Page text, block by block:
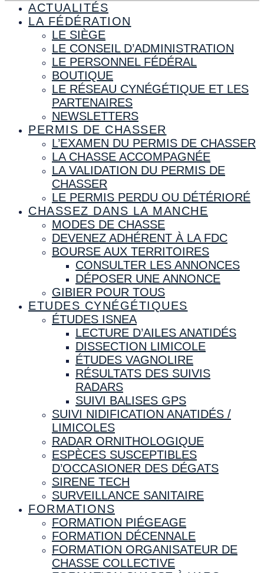
ACTUALITÉS
LA FÉDÉRATION
LE SIÈGE
LE CONSEIL D’ADMINISTRATION
LE PERSONNEL FÉDÉRAL
BOUTIQUE
LE RÉSEAU CYNÉGÉTIQUE ET LES
PARTENAIRES
NEWSLETTERS
PERMIS DE CHASSER
L’EXAMEN DU PERMIS DE CHASSER
LA CHASSE ACCOMPAGNÉE
LA VALIDATION DU PERMIS DE
CHASSER
LE PERMIS PERDU OU DÉTÉRIORÉ
CHASSEZ DANS LA MANCHE
MODES DE CHASSE
DEVENEZ ADHÉRENT À LA FDC
BOURSE AUX TERRITOIRES
CONSULTER LES ANNONCES
DÉPOSER UNE ANNONCE
GIBIER POUR TOUS
ETUDES CYNÉGÉTIQUES
ÉTUDES ISNEA
LECTURE D’AILES ANATIDÉS
DISSECTION LIMICOLE
ÉTUDES VAGNOLIRE
RÉSULTATS DES SUIVIS
RADARS
SUIVI BALISES GPS
SUIVI NIDIFICATION ANATIDÉS /
LIMICOLES
RADAR ORNITHOLOGIQUE
ESPÈCES SUSCEPTIBLES
D’OCCASIONER DES DÉGATS
SIRENE TECH
SURVEILLANCE SANITAIRE
FORMATIONS
FORMATION PIÉGEAGE
FORMATION DÉCENNALE
FORMATION ORGANISATEUR DE
CHASSE COLLECTIVE